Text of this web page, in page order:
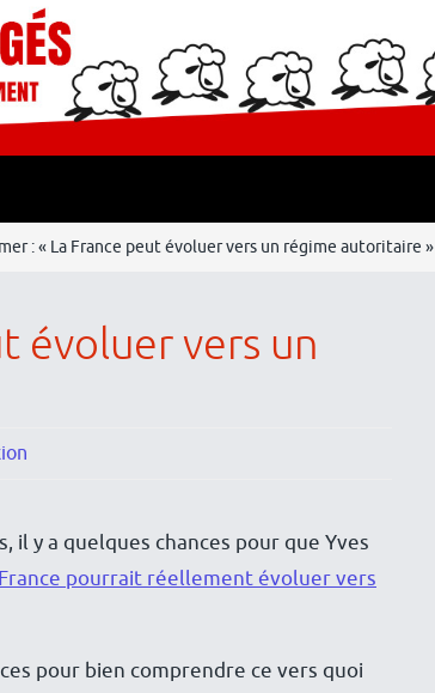
: « La France peut évoluer vers un régime autoritaire »
évoluer vers un
y a quelques chances pour que Yves
pourrait réellement évoluer vers
pour bien comprendre ce vers quoi